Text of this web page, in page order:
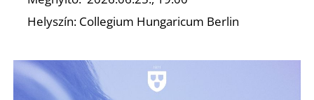
Helyszín: Collegium Hungaricum Berlin